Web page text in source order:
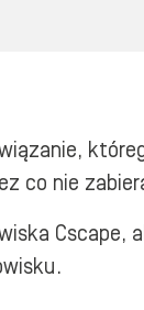
co nie
Cscape,